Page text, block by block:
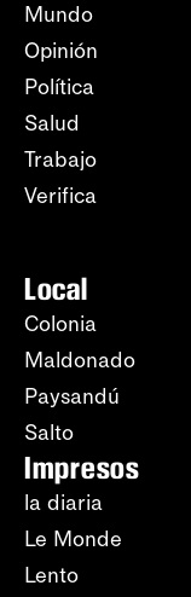
Mundo
Opinión
Política
Salud
Trabajo
Verifica
Local
Colonia
Maldonado
Paysandú
Salto
Impresos
la diaria
Le Monde
Lento